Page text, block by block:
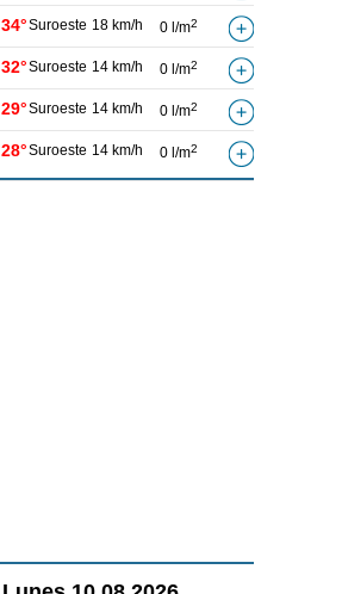
34°Suroeste 18 km/h 0 l/m2
32°Suroeste 14 km/h 0 l/m2
29°Suroeste 14 km/h 0 l/m2
28°Suroeste 14 km/h 0 l/m2